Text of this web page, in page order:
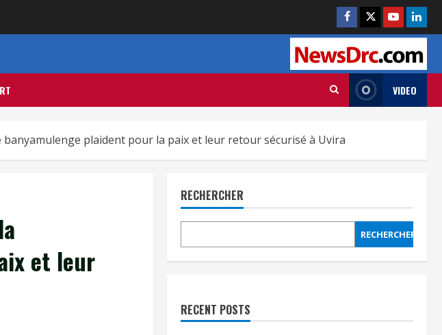
VIDEO
plaident pour la paix et leur retour sécurisé à Uvira
et leur
RECHERCHER
RECHERCHER
RECENT POSTS